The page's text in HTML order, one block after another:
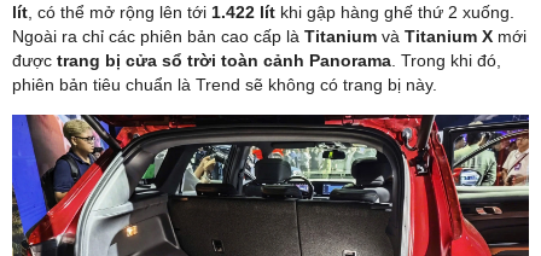
lít , có thể mở rộng lên tới 1.422 lít khi gập hàng ghế thứ 2 xuống.
Ngoài ra chỉ các phiên bản cao cấp là Titanium và Titanium X mới
được trang bị cửa sổ trời toàn cảnh Panorama . Trong khi đó,
phiên bản tiêu chuẩn là Trend sẽ không có trang bị này.